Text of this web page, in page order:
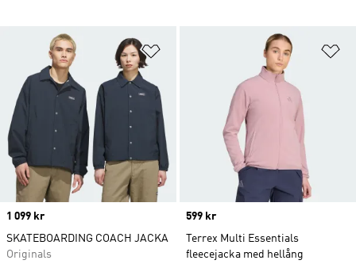
Lägg till på önskelistan
Price
1 099 kr
SKATEBOARDING COACH JACKA
Originals
Price
599 kr
Terrex Multi Essentials
fleecejacka med hellång